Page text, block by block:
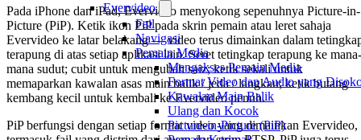
Evervideo
Fail
Navigasi
Pemain Media
Mengakses Pemain Media
Format Video dan Audio yang
Kawalan Main Balik
Ulang dan Kocok
Picture-in-Picture (PiP)
Pada iPhone dan iPad, Evervideo menyokong sepenuhnya Picture-in-
Picture (PiP). Ketik ikon PiP pada skrin pemain atau leret sahaja
Evervideo ke latar belakang — video terus dimainkan dalam
terapung di atas setiap aplikasi lain. Seret tetingkap terapung ke mana-
mana sudut; cubit untuk mengubah saiz; ketik sekali untuk
memaparkan kawalan asas main balik / jeda / langkau; ketik butang
kembang kecil untuk kembali ke Evervideo penuh.
PiP berfungsi dengan setiap format video yang dimainkan Evervideo,